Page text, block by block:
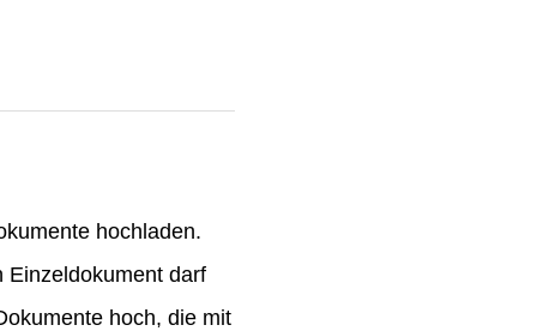
hochladen.
Einzeldokument darf
hoch, die mit